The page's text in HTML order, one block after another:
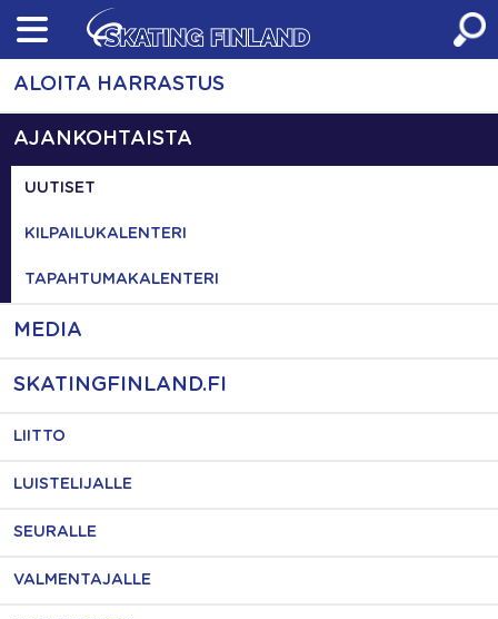
Skip
content
ALOITA HARRASTUS
AJANKOHTAISTA
UUTISET
KILPAILUKALENTERI
TAPAHTUMAKALENTERI
MEDIA
SKATINGFINLAND.FI
LIITTO
LUISTELIJALLE
SEURALLE
VALMENTAJALLE